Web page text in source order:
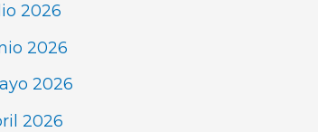
2026
2026
2026
2026